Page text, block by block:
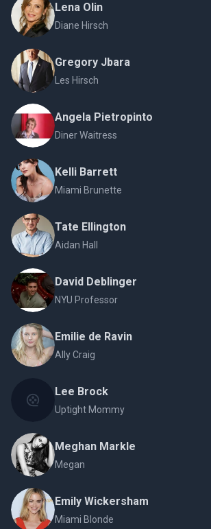
Lena Olin
Diane Hirsch
Gregory Jbara
Les Hirsch
Angela Pietropinto
Diner Waitress
Kelli Barrett
Miami Brunette
Tate Ellington
Aidan Hall
David Deblinger
NYU Professor
Emilie de Ravin
Ally Craig
Lee Brock
Uptight Mommy
Meghan Markle
Megan
Emily Wickersham
Miami Blonde